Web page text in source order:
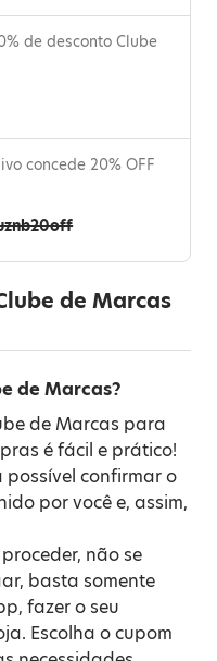
de desconto Clube
concede 20% OFF
de Marcas
de Marcas?
de Marcas para
é fácil e prático!
possível confirmar o
por você e, assim,
não se
basta somente
fazer o seu
Escolha o cupom